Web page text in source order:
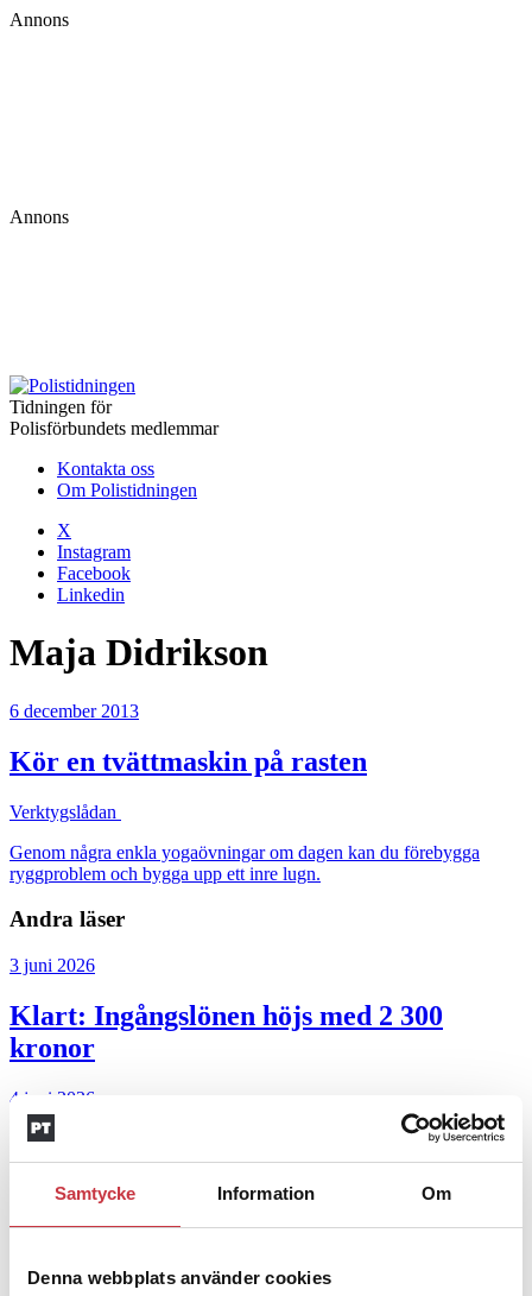
Samtycke Information Om
Denna webbplats använder cookies
Annons
Annons
Tidningen för
Polisförbundets medlemmar
Kontakta oss
Om Polistidningen
X
Instagram
Facebook
Linkedin
Maja Didrikson
6 december 2013
Kör en tvättmaskin på rasten
Verktygslådan
Genom några enkla yogaövningar om dagen kan du förebygga
ryggproblem och bygga upp ett inre lugn.
Andra läser
3 juni 2026
Klart: Ingångslönen höjs med 2 300
kronor
4 juni 2026
Insändare:
polisaspiranter underkänns på
godtyckliga grunder